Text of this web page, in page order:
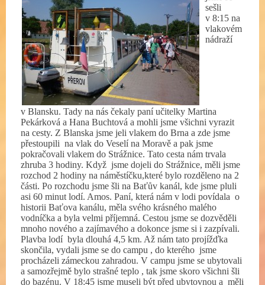
sešli
v 8:15 na
vlakovém
nádraží
v Blansku. Tady na nás čekaly paní učitelky Martina
Pekárková a Hana Buchtová a mohli jsme všichni vyrazit
na cesty. Z Blanska jsme jeli vlakem do Brna a zde jsme
přestoupili na vlak do Veselí na Moravě a pak jsme
pokračovali vlakem do Strážnice. Tato cesta nám trvala
zhruba 3 hodiny. Když jsme dojeli do Strážnice, měli jsme
rozchod 2 hodiny na náměstíčku,které bylo rozděleno na 2
části. Po rozchodu jsme šli na Baťův kanál, kde jsme pluli
asi 60 minut lodí. Amos. Paní, která nám v lodi povídala o
historii Baťova kanálu, měla svého krásného malého
vodníčka a byla velmi příjemná. Cestou jsme se dozvěděli
mnoho nového a zajímavého a dokonce jsme si i zazpívali.
Plavba lodí byla dlouhá 4,5 km. Až nám tato projížďka
skončila, vydali jsme se do campu , do kterého jsme
procházeli zámeckou zahradou. V campu jsme se ubytovali
a samozřejmě bylo strašné teplo , tak jsme skoro všichni šli
do bazénu. V 18:45 jsme museli být před ubytovnou a měli